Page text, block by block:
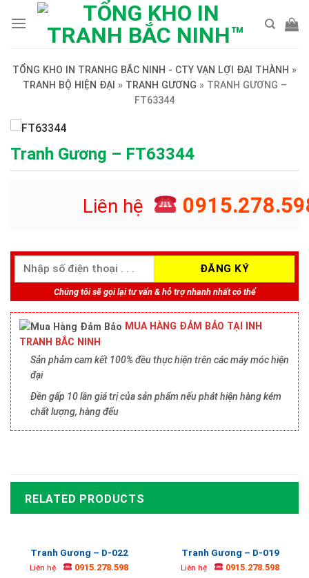
TỔNG KHO IN TRANHG BẮC NINH - CTY VẠN LỢI ĐẠI THÀNH »
TRANH BỘ HIỆN ĐẠI » TRANH GƯƠNG » TRANH GƯƠNG –
FT63344
Tranh Gương – FT63344
Liên hệ
Chúng tôi sẽ gọi lại tư vấn & hỗ trợ nhanh nhất có thể
MUA HÀNG ĐẢM BẢO TẠI INH
TRANH BẮC NINH
Sản phảm cam kết 100% đều thực hiện trên các máy móc hiện
đại
Đền gấp 10 lần giá trị của sản phẩm nếu phát hiện hàng kém
chất lượng, hàng đểu
RELATED PRODUCTS
Tranh Gương – D-022
Liên hệ 0915.278.598
Tranh Gương – D-019
Liên hệ 0915.278.598